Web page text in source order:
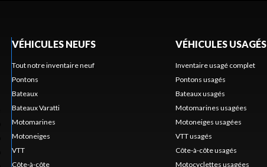
VÉHICULES NEUFS
Tout notre inventaire neuf
Pontons
Bateaux
Bateaux Varatti
Motomarines
Motoneiges
VTT
Côte-à-côte
VÉHICULES USAGÉS
Inventaire usagé complet
Pontons usagés
Bateaux usagés
Motomarines usagées
Motoneiges usagées
VTT usagés
Côte-à-côte usagés
Motocyclettes usagées